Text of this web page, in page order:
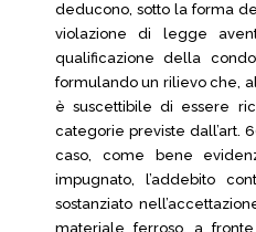
deducono, sotto la forma
violazione di legge
qualificazione della
formulando un rilievo che,
è suscettibile di essere
categorie previste dall’art.
caso, come bene
impugnato, l’addebito
sostanziato
materiale ferroso, a